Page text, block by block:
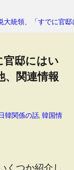
大統領、「すでに官
官邸にはい
、関連情報
韓関係の話, 韓国情
くつか紹介し